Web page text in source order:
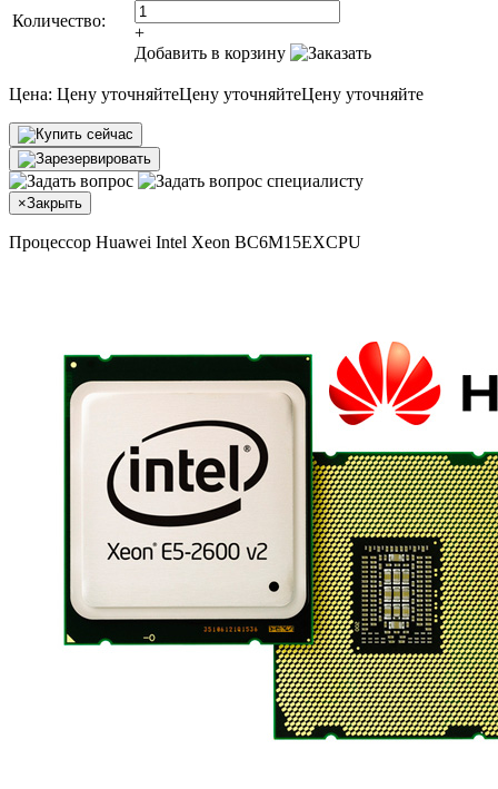
Количество:
+
Добавить в корзину
Цена: Цену уточняйтеЦену уточняйтеЦену уточняйте
×Закрыть
Процессор Huawei Intel Xeon BC6M15EXCPU